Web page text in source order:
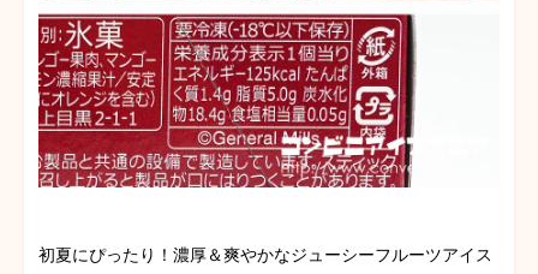
初夏にぴったり！濃厚＆爽やかなジューシーフルーツアイス